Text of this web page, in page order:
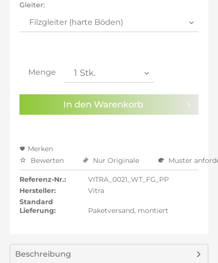
Preisalarm aktivieren
Gleiter:
Menge
In den Warenkorb
Merken
Bewerten
Nur Originale Muster
Referenz-Nr.:
VITRA_0021_WT_FG_PP
Hersteller:
Vitra
Standard
Lieferung:
Paketversand, montiert
Beschreibung